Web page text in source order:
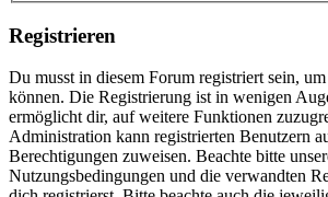
Registrieren
Du musst in diesem Forum registriert sein,
können. Die Registrierung ist in wenigen
ermöglicht dir, auf weitere Funktionen
Administration kann registrierten Benutzern
Berechtigungen zuweisen. Beachte bitte
Nutzungsbedingungen und die verwandten